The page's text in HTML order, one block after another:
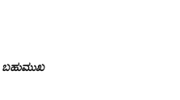
ಬಹುಮುಖ